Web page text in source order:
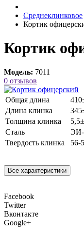
Среднеклинковое
Кортик
Кортик
Модель: 7011
0 отзывов
Общая длина
Длина клинка
Толщина клинка
Сталь
ЭИ-
Твердость клинка
56-
Все характеристики
Facebook
Twitter
Вконтакте
Google+